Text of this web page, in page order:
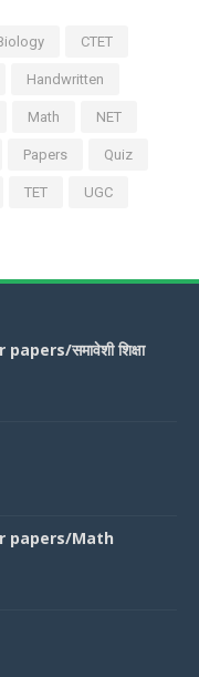
CTET
Handwritten
Math NET
Papers Quiz
TET UGC
समावेशी शिक्षा
papers/Math